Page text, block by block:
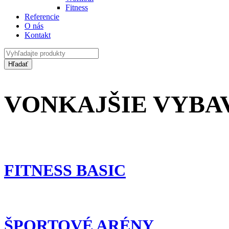
Fitness
Referencie
O nás
Kontakt
VONKAJŠIE
FITNESS BASIC